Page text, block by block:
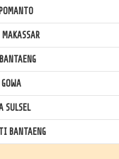
MAKASSAR
SULSEL
BANTAENG